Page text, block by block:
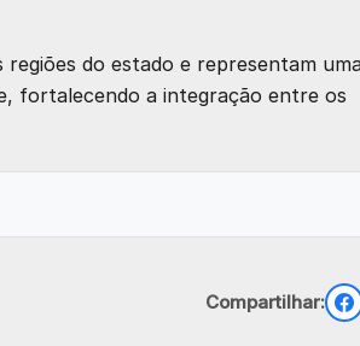
do estado e representam
fortalecendo a integração entre os
Compartilhar: